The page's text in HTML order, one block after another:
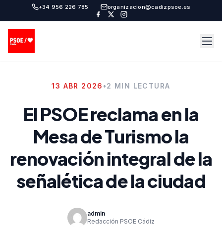
+34 956 226 785 organizacion@cadizpsoe.es
13 ABR 2026 •2 MIN LECTURA
El PSOE reclama en la
Mesa de Turismo la
renovación integral de la
señalética de la ciudad
admin
Redacción PSOE Cádiz